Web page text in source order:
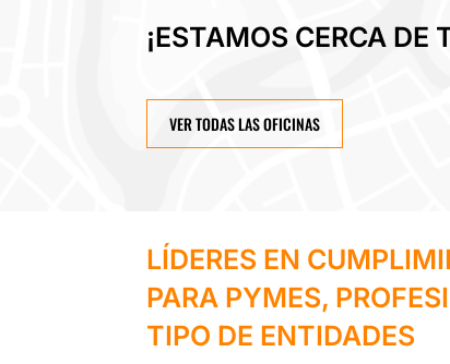
¡ESTAMOS CERCA DE
VER TODAS LAS OFICINAS
LÍDERES EN
PARA PYMES,
TIPO DE ENTIDADES